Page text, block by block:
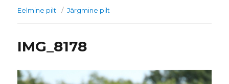
Eelmine pilt Järgmine pilt
IMG_8178